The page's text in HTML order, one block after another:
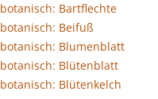
botanisch: Bartflechte
botanisch: Beifuß
botanisch: Blumenblatt
botanisch: Blütenblatt
botanisch: Blütenkelch